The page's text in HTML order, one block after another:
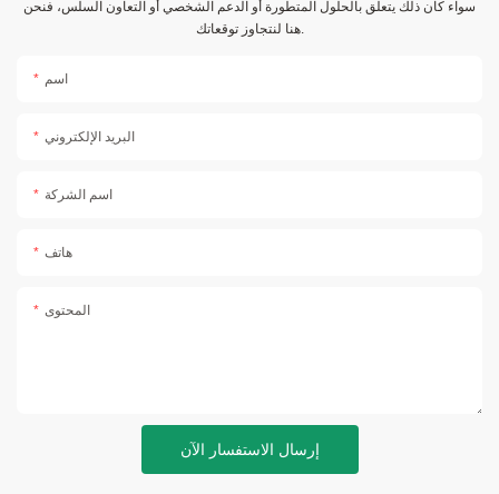
سواء كان ذلك يتعلق بالحلول المتطورة أو الدعم الشخصي أو التعاون السلس، فنحن
هنا لنتجاوز توقعاتك.
اسم
البريد الإلكتروني
اسم الشركة
هاتف
المحتوى
إرسال الاستفسار الآن